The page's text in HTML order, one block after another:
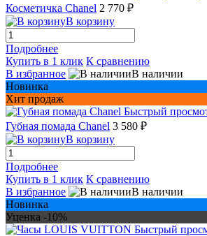
Косметичка Chanel 2 770 ₽
В корзину
Подробнее
Купить в 1 клик К сравнению
В избранное
В наличии
Новинка
Хит продаж
Быстрый
Губная помада Chanel 3 580 ₽
В корзину
Подробнее
Купить в 1 клик К сравнению
В избранное
В наличии
Новинка
Уценка -10%
Быстрый